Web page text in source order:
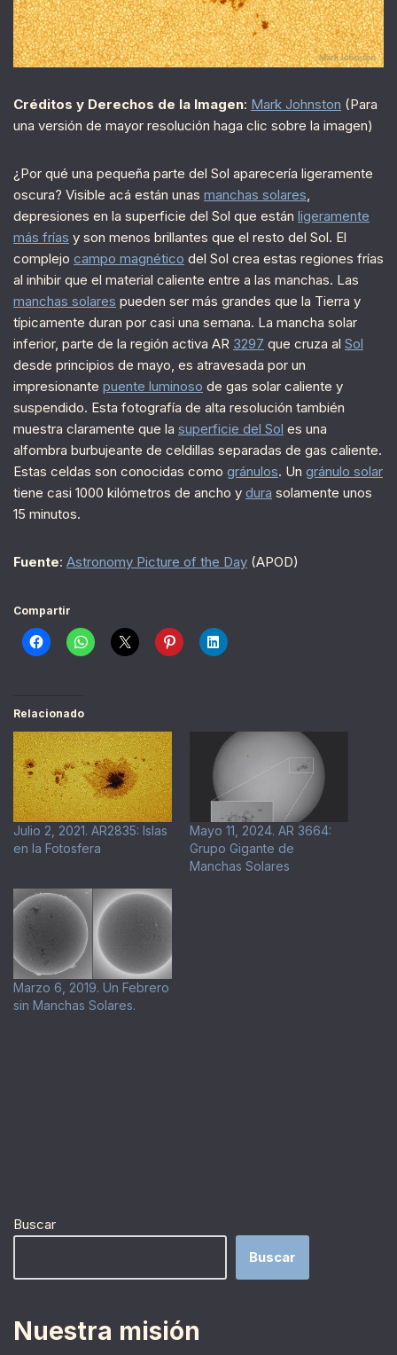
Créditos y Derechos de la Imagen: Mark Johnston (Para
una versión de mayor resolución haga clic sobre la imagen)
¿Por qué una pequeña parte del Sol aparecería ligeramente
oscura? Visible acá están unas manchas solares,
depresiones en la superficie del Sol que están ligeramente
más frías y son menos brillantes que el resto del Sol. El
complejo campo magnético del Sol crea estas regiones frías
al inhibir que el material caliente entre a las manchas. Las
manchas solares pueden ser más grandes que la Tierra y
típicamente duran por casi una semana. La mancha solar
inferior, parte de la región activa AR 3297 que cruza al Sol
desde principios de mayo, es atravesada por un
impresionante puente luminoso de gas solar caliente y
suspendido. Esta fotografía de alta resolución también
muestra claramente que la superficie del Sol es una
alfombra burbujeante de celdillas separadas de gas caliente.
Estas celdas son conocidas como gránulos. Un gránulo solar
tiene casi 1000 kilómetros de ancho y dura solamente unos
15 minutos.
Fuente: Astronomy Picture of the Day (APOD)
Compartir
Relacionado
Julio 2, 2021. AR2835: Islas
en la Fotosfera
Mayo 11, 2024. AR 3664:
Grupo Gigante de
Manchas Solares
Marzo 6, 2019. Un Febrero
sin Manchas Solares.
Buscar
Buscar
Nuestra misión